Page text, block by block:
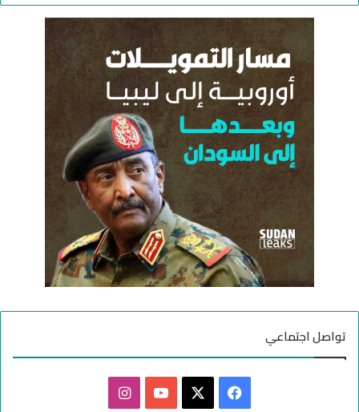
ح
تواصل اجتماعي